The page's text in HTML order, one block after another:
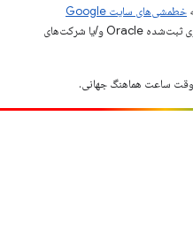
خطمشی‌های سایت Google
مراجعه کنید. جاوا علامت تجاری ثبت‌شده Oracle و/یا شرکت‌های